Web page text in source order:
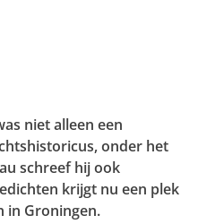
niet alleen een
onder het
schreef hij ook
krijgt nu een plek
in Groningen.